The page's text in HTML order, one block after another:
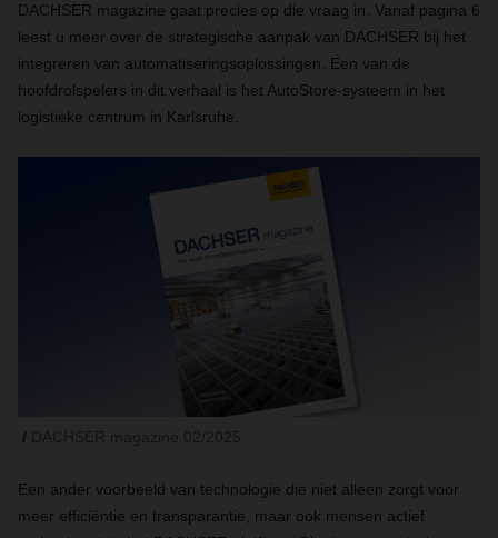
DACHSER magazine gaat precies op die vraag in. Vanaf pagina 6
leest u meer over de strategische aanpak van DACHSER bij het
integreren van automatiseringsoplossingen. Een van de
hoofdrolspelers in dit verhaal is het AutoStore-systeem in het
logistieke centrum in Karlsruhe.
Een ander voorbeeld van technologie die niet alleen zorgt voor
meer efficiëntie en transparantie, maar ook mensen actief